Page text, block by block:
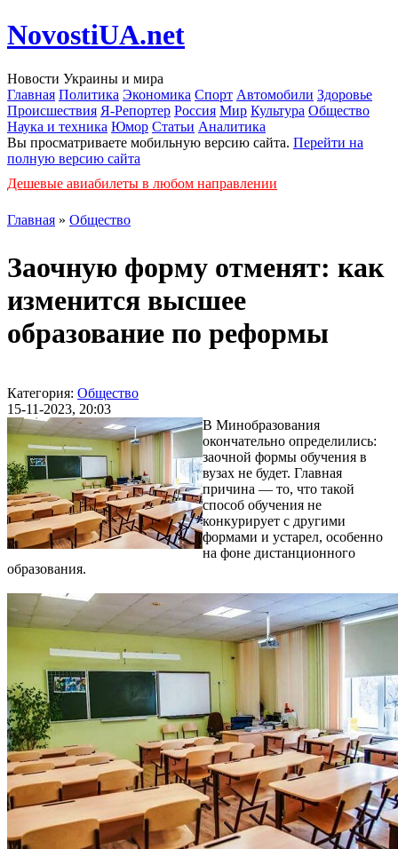
NovostiUA.net
Новости Украины и мира
Главная Политика Экономика Спорт Автомобили Здоровье
Происшествия Я-Репортер Россия Мир Культура Общество
Наука и техника Юмор Статьи Аналитика
Вы просматриваете мобильную версию сайта. Перейти на
полную версию сайта
Дешевые авиабилеты в любом направлении
Главная » Общество
Заочную форму отменят: как
изменится высшее
образование по реформы
Категория: Общество
15-11-2023, 20:03
В Минобразования
окончательно определились:
заочной формы обучения в
вузах не будет. Главная
причина — то, что такой
способ обучения не
конкурирует с другими
формами и устарел, особенно
на фоне дистанционного
образования.